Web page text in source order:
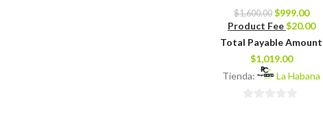
$1,600.00 $999.00
Product Fee$20.00
Total Payable Amount
$1,019.00
Tienda:
La Habana